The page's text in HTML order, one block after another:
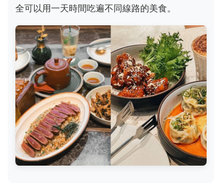
全可以用一天時間吃遍不同線路的美食。